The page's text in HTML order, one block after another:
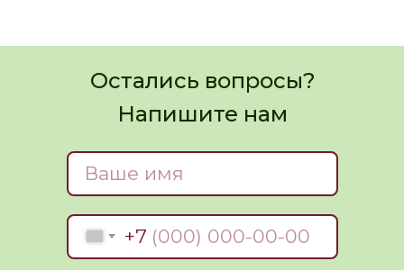
Ваше имя
+7
Остались вопросы?
Напишите нам